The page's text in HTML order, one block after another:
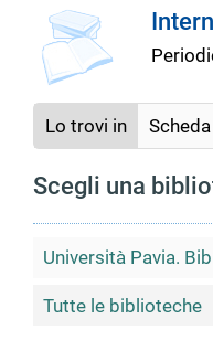
Dettaglio
del
copertina
Lo trovi in Scheda
Scegli una
Università Pavia.
Tutte le biblioteche